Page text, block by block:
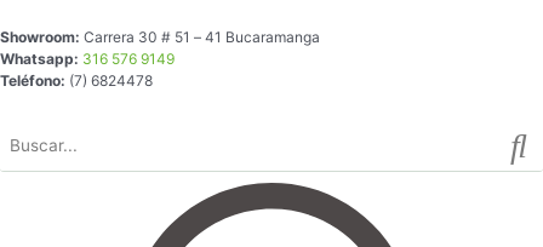
al
contenido
Showroom: Carrera 30 # 51 – 41 Bucaramanga
Whatsapp: 316 576 9149
Teléfono: (7) 6824478